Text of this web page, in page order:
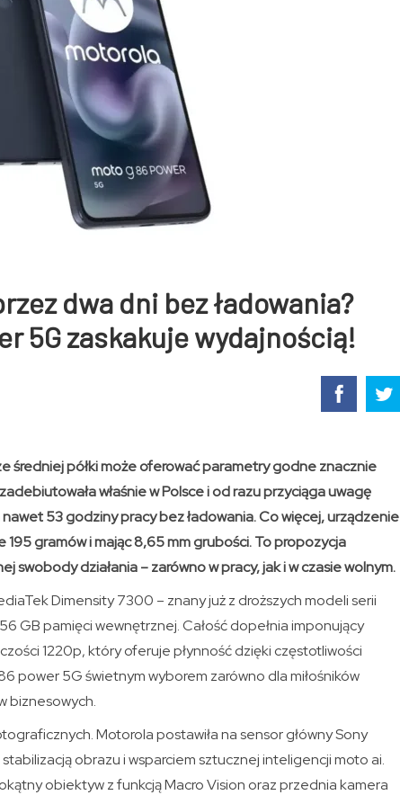
dwa dni bez ładowania?
5G zaskakuje wydajnością!
średniej półki może oferować parametry godne znacznie
właśnie w Polsce i od razu przyciąga uwagę
53 godziny pracy bez ładowania. Co więcej, urządzenie
195 gramów i mając 8,65 mm grubości. To propozycja
swobody działania – zarówno w pracy, jak i w czasie wolnym.
Dimensity 7300 – znany już z droższych modeli serii
GB pamięci wewnętrznej. Całość dopełnia imponujący
1220p, który oferuje płynność dzięki częstotliwości
power 5G świetnym wyborem zarówno dla miłośników
biznesowych.
Motorola postawiła na sensor główny Sony
obrazu i wsparciem sztucznej inteligencji moto ai.
obiektyw z funkcją Macro Vision oraz przednia kamera